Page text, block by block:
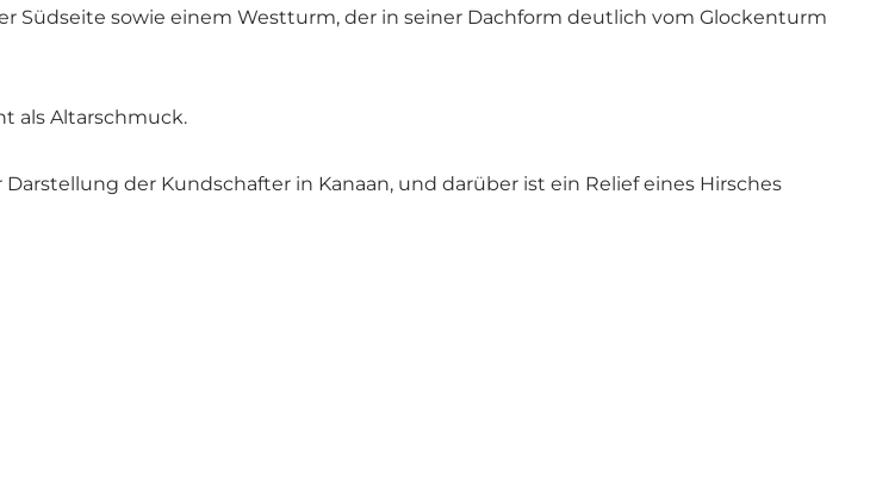
Südseite sowie einem Westturm, der in seiner Dachform deutlich vom Glockenturm
als Altarschmuck.
der Kundschafter in Kanaan, und darüber ist ein Relief eines Hirsches